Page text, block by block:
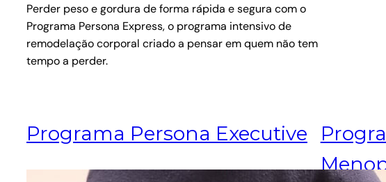
Perder peso e gordura de forma rápida e segura com o
Programa Persona Express, o programa intensivo de
remodelação corporal criado a pensar em quem não tem
tempo a perder.
Programa Persona Executive